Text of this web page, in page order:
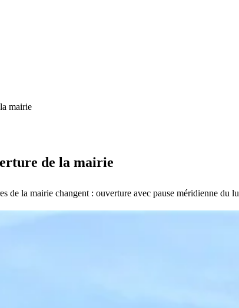
mairie
de la mairie
de la mairie changent : ouverture avec pause méridienne du